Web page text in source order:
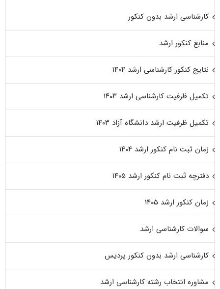
کارشناسی ارشد بدون کنکور
منابع کنکور ارشد
نتایج کنکور کارشناسی ارشد ۱۴۰۴
تکمیل ظرفیت کارشناسی ارشد ۱۴۰۳
تکمیل ظرفیت ارشد دانشگاه آزاد ۱۴۰۳
زمان ثبت نام کنکور ارشد ۱۴۰۴
دفترچه ثبت نام کنکور ارشد ۱۴۰۵
زمان کنکور ارشد ۱۴۰۵
سوالات کارشناسی ارشد
کارشناسی ارشد بدون کنکور پردیس
مشاوره انتخاب رشته کارشناسی ارشد